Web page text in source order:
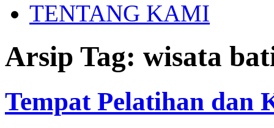
TENTANG KAMI
Arsip Tag: wisata
Tempat Pelatihan dan